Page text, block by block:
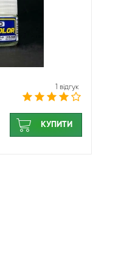
1 відгук
КУПИТИ